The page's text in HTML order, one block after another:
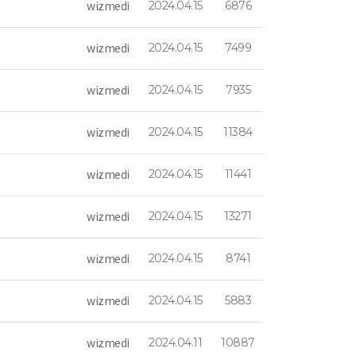
wizmedi 2024.04.15 6876
wizmedi 2024.04.15 7499
wizmedi 2024.04.15 7935
wizmedi 2024.04.15 11384
wizmedi 2024.04.15 11441
wizmedi 2024.04.15 13271
wizmedi 2024.04.15 8741
wizmedi 2024.04.15 5883
wizmedi 2024.04.11 10887